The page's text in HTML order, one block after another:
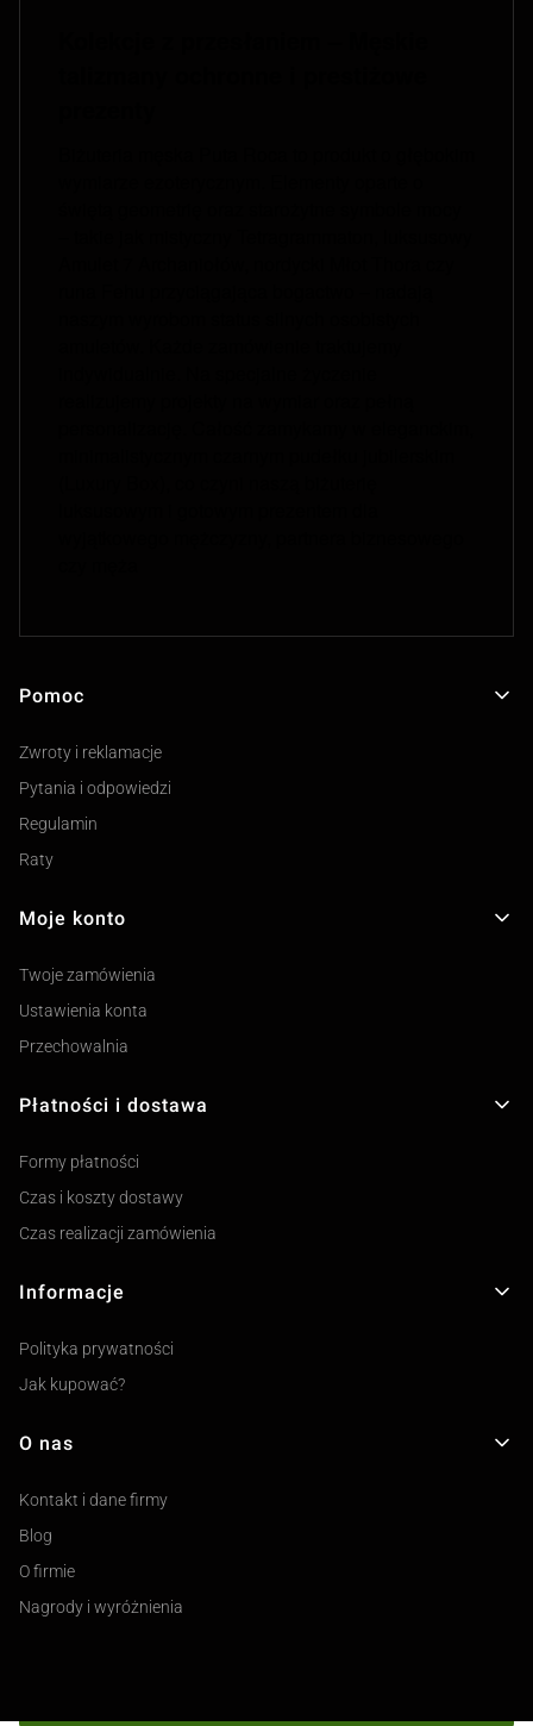
Linki w stopce
Pomoc
Zwroty i reklamacje
Pytania i odpowiedzi
Regulamin
Raty
Moje konto
Twoje zamówienia
Ustawienia konta
Przechowalnia
Płatności i dostawa
Formy płatności
Czas i koszty dostawy
Czas realizacji zamówienia
Informacje
Polityka prywatności
Jak kupować?
O nas
Kontakt i dane firmy
Blog
O firmie
Nagrody i wyróżnienia